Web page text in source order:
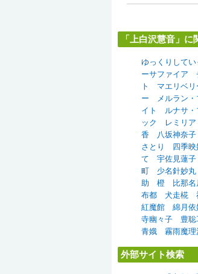
「上白沢慧音」
ゆっくりしてい
ーサファイア
ト
マエリベ
ー
メルラン
イト
ルナサ
ック
レミリ
香
八坂神奈子
さとり
四季
て
宇佐見蓮子
町
少名針妙丸
助
橙 比那
布都
犬走椛
紅魔館
綿月依
寺幽々子
豊
青娥
霧雨魔理
外部サイト検索